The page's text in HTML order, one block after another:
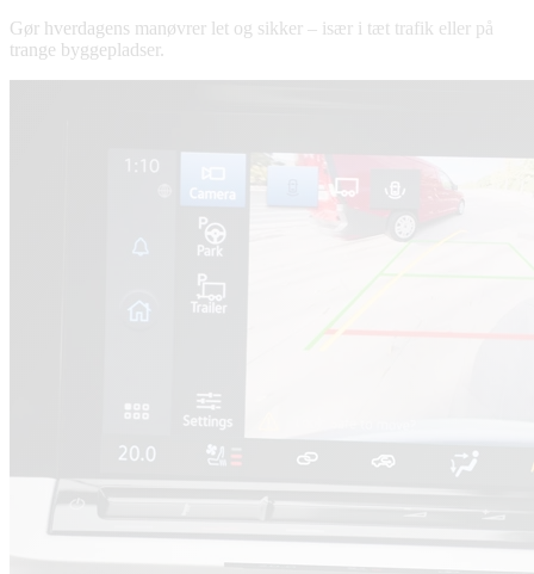
Gør hverdagens manøvrer let og sikker – især i tæt trafik eller på
trange byggepladser.